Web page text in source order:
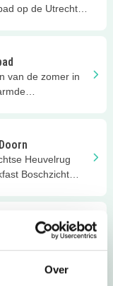
Over
op de Utrechtse
van de zomer in
Heuvelrug
Boschzicht